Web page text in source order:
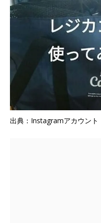
出典：Instagramアカウント